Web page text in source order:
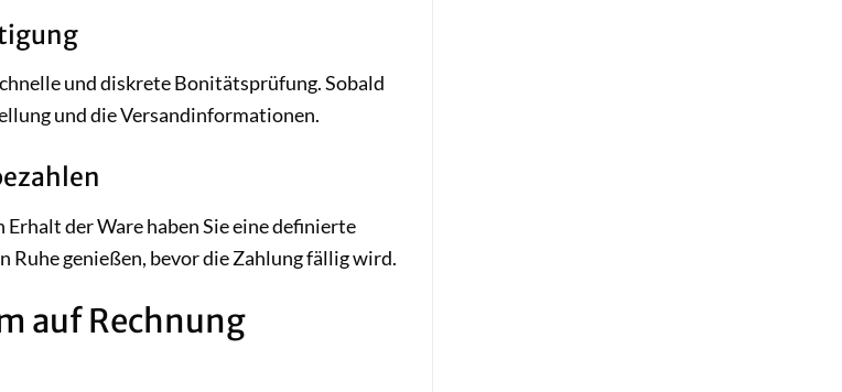
und diskrete Bonitätsprüfung. Sobald
und die Versandinformationen.
der Ware haben Sie eine definierte
Ruhe genießen, bevor die Zahlung fällig wird.
auf Rechnung